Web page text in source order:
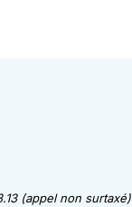
(appel non surtaxé)